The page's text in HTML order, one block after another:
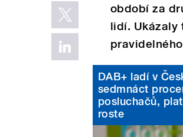
období za
lidí. Ukázaly
DAB+ ladí v
sedmnáct
posluchačů,
roste